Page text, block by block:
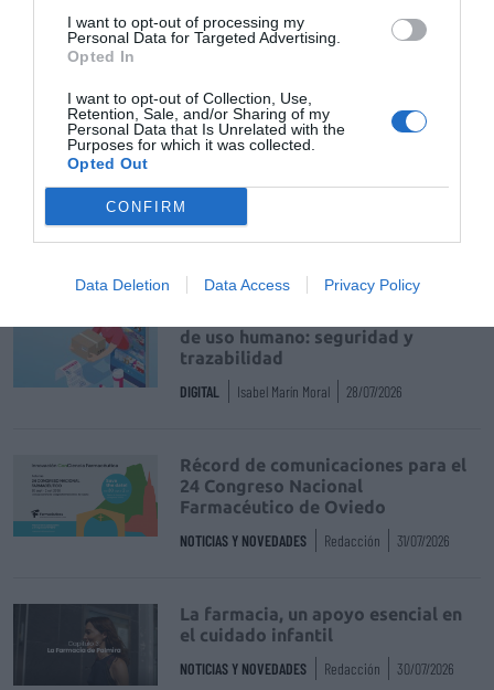
I want to opt-out of processing my
Personal Data for Targeted Advertising.
Opted In
I want to opt-out of Collection, Use,
Retention, Sale, and/or Sharing of my
Personal Data that Is Unrelated with the
Purposes for which it was collected.
Opted Out
CONFIRM
Data Deletion Data Access Privacy Policy
batonnage flor d’albera moscat sec 2011
do emporda
de uso humano: seguridad y
trazabilidad
DIGITAL Isabel Marín Moral 28/07/2026
Récord de comunicaciones para el
24 Congreso Nacional
Farmacéutico de Oviedo
NOTICIAS Y NOVEDADES Redacción 31/07/2026
La farmacia, un apoyo esencial en
el cuidado infantil
NOTICIAS Y NOVEDADES Redacción 30/07/2026